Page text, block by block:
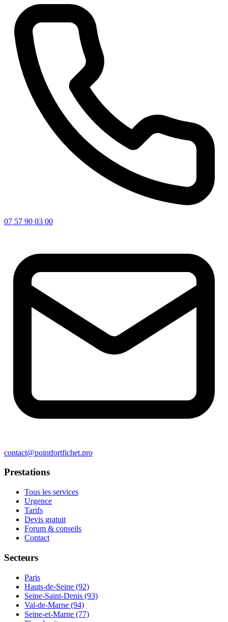
07 57 90 03 00
contact@pointfortfichet.pro
Prestations
Tous les services
Urgence
Tarifs
Devis gratuit
Forum & conseils
Contact
Secteurs
Paris
Hauts-de-Seine (92)
Seine-Saint-Denis (93)
Val-de-Marne (94)
Seine-et-Marne (77)